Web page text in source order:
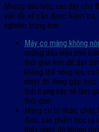
Những dấu hiệu sau đây cho
vấn đề và cần được kiểm
nghiêm trọng hơn:
Máy co màng không
những dấu hiệu phổ
thời gian hơn để đạt
không thể nóng lên,
nhiệt độ đang gặp
tình trạng này sẽ làm
thời gian.
Màng co bị nhăn,
định, sản phẩm bọc ra
thấy nhiệt độ không